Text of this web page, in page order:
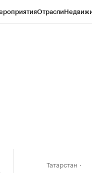
Отрасли
Татарстан